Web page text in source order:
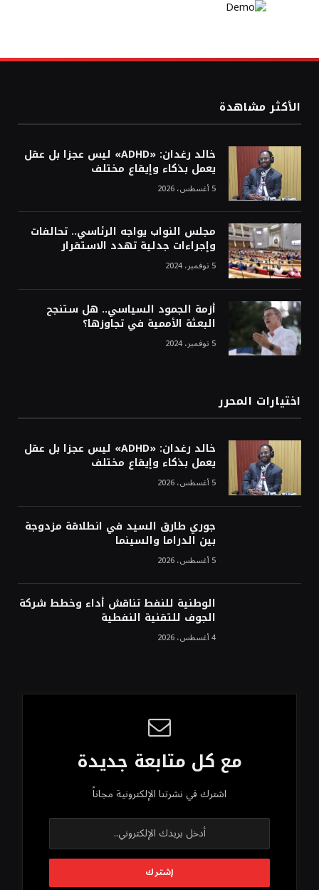
الأكثر مشاهدة
خالد رغدان: «ADHD» ليس عجزا بل عقل
يعمل بذكاء وإيقاع مختلف
5 أغسطس، 2026
مجلس النواب يواجه الرئاسي.. تحالفات
وإجراءات جدلية تهدد الاستقرار
5 نوفمبر، 2024
أزمة الجمود السياسي.. هل ستنجح
البعثة الأممية في تجاوزها؟
5 نوفمبر، 2024
اختيارات المحرر
خالد رغدان: «ADHD» ليس عجزا بل عقل
يعمل بذكاء وإيقاع مختلف
5 أغسطس، 2026
جوري طارق السيد في انطلاقة مزدوجة
بين الدراما والسينما
5 أغسطس، 2026
الوطنية للنفط تناقش أداء وخطط شركة
الجوف للتقنية النفطية
4 أغسطس، 2026
مع كل متابعة جديدة
اشترك في نشرتنا الإلكترونية مجاناً